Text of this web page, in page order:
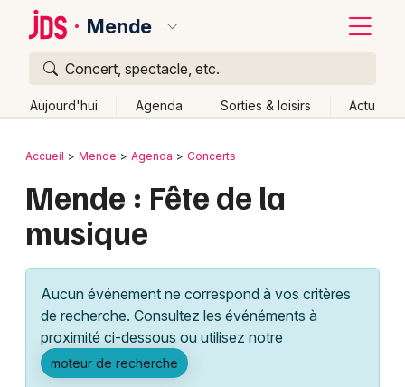
Mende
Concert, spectacle, etc.
Aujourd'hui Agenda Sorties & loisirs Actu
Publier un événement
Grands événements
Activité & Expérience
Manifestations
Bordeaux
Colmar
Lille
Lyon
Marseille
Mulhouse
Retour
Accueil Mende Agenda Concerts
Mende : Fête de la
musique
Aucun événement ne correspond à vos critères
de recherche. Consultez les événéments à
proximité ci-dessous ou utilisez notre
moteur de recherche
Quoi ?
Où ?
Languedoc-Roussillon
Partout
Près de moi
Changer de lieu
Aujourd'hui
Demain Ce week-end Autre